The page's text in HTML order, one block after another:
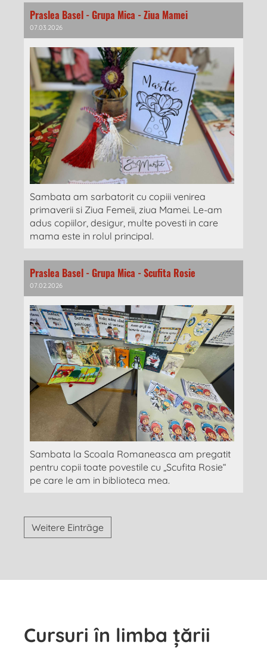
Praslea Basel - Grupa Mica - Ziua Mamei
07.03.2026
Sambata am sarbatorit cu copiii venirea
primaverii si Ziua Femeii, ziua Mamei. Le-am
adus copiilor, desigur, multe povesti in care
mama este in rolul principal.
Praslea Basel - Grupa Mica - Scufita Rosie
07.02.2026
Sambata la Scoala Romaneasca am pregatit
pentru copii toate povestile cu „Scufita Rosie“
pe care le am in biblioteca mea.
Weitere Einträge
Cursuri în limba țării